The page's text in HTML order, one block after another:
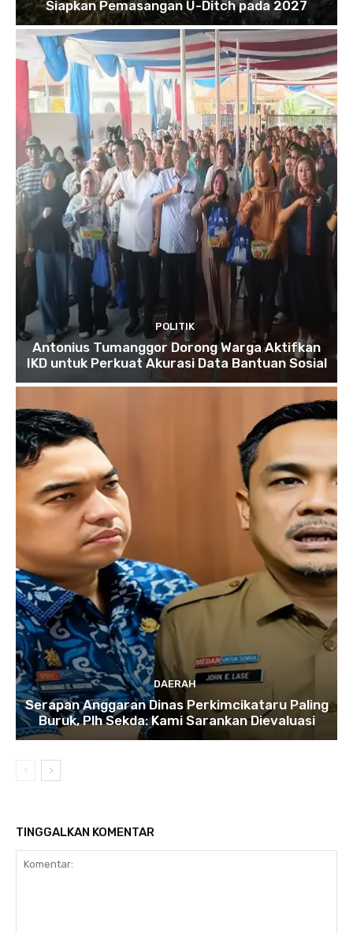
Siapkan Pemasangan U-Ditch pada 2027
POLITIK
Antonius Tumanggor Dorong Warga Aktifkan
IKD untuk Perkuat Akurasi Data Bantuan Sosial
DAERAH
Serapan Anggaran Dinas Perkimcikataru Paling
Buruk, Plh Sekda: Kami Sarankan Dievaluasi
TINGGALKAN KOMENTAR